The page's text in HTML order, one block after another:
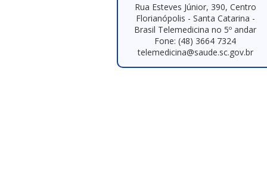
Rua Esteves Júnior, 390, Centro
Florianópolis - Santa Catarina -
Brasil Telemedicina no 5º andar
Fone: (48) 3664 7324
telemedicina@saude.sc.gov.br